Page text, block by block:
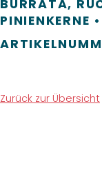
BURRATA,
INIENKERNE •
Zurück zur Übersicht